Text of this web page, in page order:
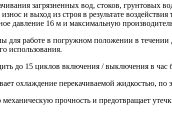
загрязненных вод, стоков,
и выход из строя в результате
давление 16 м и максимальную
для работе в погружном положении в
использования.
до 15 циклов включения / выключения в час
охлаждение перекачиваемой жидкостью,
прочность и предотвращает